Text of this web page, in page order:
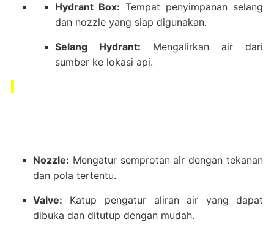
Hydrant Box: Tempat penyimpanan selang
dan nozzle yang siap digunakan.
Selang Hydrant: Mengalirkan air dari
sumber ke lokasi api.
Nozzle: Mengatur semprotan air dengan tekanan
dan pola tertentu.
Valve: Katup pengatur aliran air yang dapat
dibuka dan ditutup dengan mudah.